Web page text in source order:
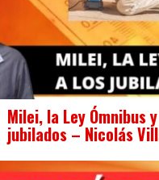
Milei, la Ley Ómnibus
jubilados – Nicolás